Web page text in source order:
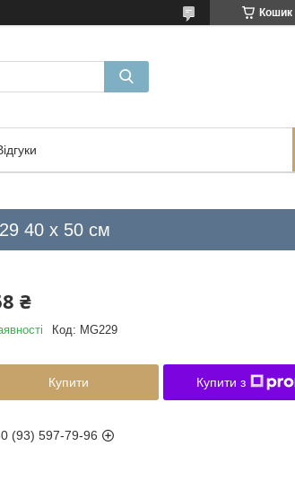
Кошик
40 х 50 см
₴
Код: MG229
Купити Купити з
(93) 597-79-96